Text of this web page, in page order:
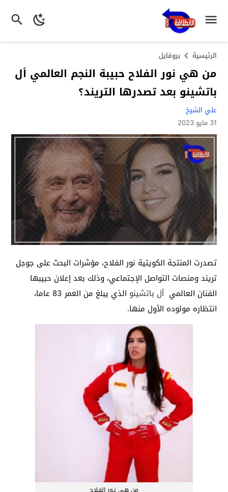
الرئيسية بروفايل
من هي نور الفلاح حبيبة النجم العالمي أل
باتشينو بعد تصدرها التريند؟
علي الشيخ
31 مايو 2023
تصدرت المنتجة الكويتية نور الفلاح، مؤشرات البحث على جوجل
تريند ومنصات التواصل الإجتماعي، وذلك بعد إعلان حبيبها
الفنان العالمي آل باتشينو
الذي يبلغ من العمر 83 عاما،
انتظاره مولوده الأول منها.